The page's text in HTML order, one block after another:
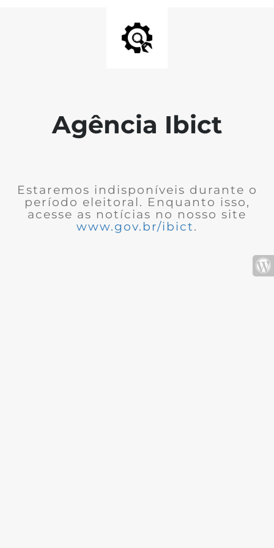
Agência Ibict
Estaremos indisponíveis durante o
período eleitoral. Enquanto isso,
acesse as notícias no nosso site
www.gov.br/ibict.